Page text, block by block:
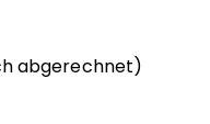
abgerechnet)